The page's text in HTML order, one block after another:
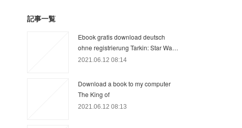
記事一覧
Ebook gratis download deutsch
ohne registrierung Tarkin: Star Wa…
2021.06.12 08:14
Download a book to my computer
The King of
2021.06.12 08:13